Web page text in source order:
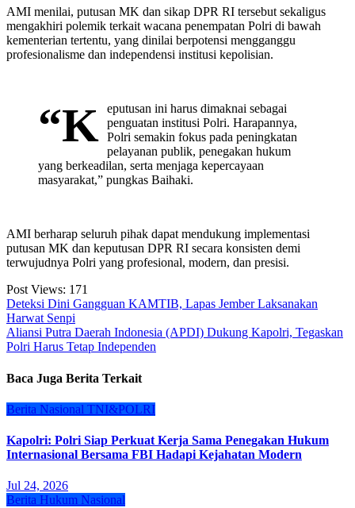
AMI menilai, putusan MK dan sikap DPR RI tersebut sekaligus
mengakhiri polemik terkait wacana penempatan Polri di bawah
kementerian tertentu, yang dinilai berpotensi mengganggu
profesionalisme dan independensi institusi kepolisian.
“K eputusan ini harus dimaknai sebagai
penguatan institusi Polri. Harapannya,
Polri semakin fokus pada peningkatan
pelayanan publik, penegakan hukum
yang berkeadilan, serta menjaga kepercayaan
masyarakat,” pungkas Baihaki.
AMI berharap seluruh pihak dapat mendukung implementasi
putusan MK dan keputusan DPR RI secara konsisten demi
terwujudnya Polri yang profesional, modern, dan presisi.
Post Views: 171
Navigasi
pos
Deteksi Dini Gangguan KAMTIB, Lapas Jember Laksanakan
Harwat Senpi
Aliansi Putra Daerah Indonesia (APDI) Dukung Kapolri, Tegaskan
Polri Harus Tetap Independen
Baca Juga Berita Terkait
Berita Nasional TNI&POLRI
Kapolri: Polri Siap Perkuat Kerja Sama Penegakan Hukum
Internasional Bersama FBI Hadapi Kejahatan Modern
Jul 24, 2026
Berita Hukum Nasional